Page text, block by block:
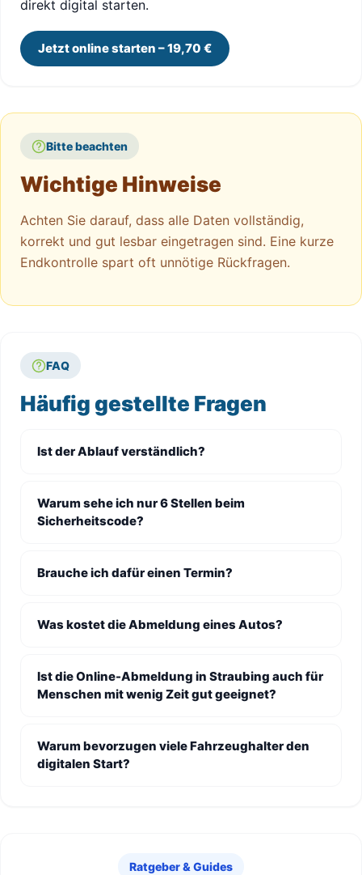
direkt digital starten.
Jetzt online starten – 19,70 €
Bitte beachten
Wichtige Hinweise
Achten Sie darauf, dass alle Daten vollständig,
korrekt und gut lesbar eingetragen sind. Eine kurze
Endkontrolle spart oft unnötige Rückfragen.
FAQ
Häufig gestellte Fragen
Ist der Ablauf verständlich?
Warum sehe ich nur 6 Stellen beim
Sicherheitscode?
Brauche ich dafür einen Termin?
Was kostet die Abmeldung eines Autos?
Ist die Online-Abmeldung in Straubing auch für
Menschen mit wenig Zeit gut geeignet?
Warum bevorzugen viele Fahrzeughalter den
digitalen Start?
Ratgeber & Guides